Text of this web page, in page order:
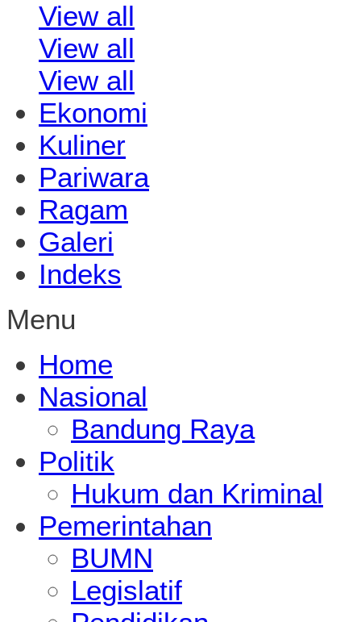
View all
View all
View all
Ekonomi
Kuliner
Pariwara
Ragam
Galeri
Indeks
Menu
Home
Nasional
Bandung Raya
Politik
Hukum dan Kriminal
Pemerintahan
BUMN
Legislatif